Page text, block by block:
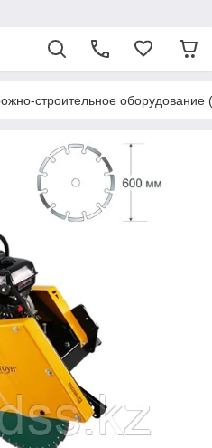
строительное